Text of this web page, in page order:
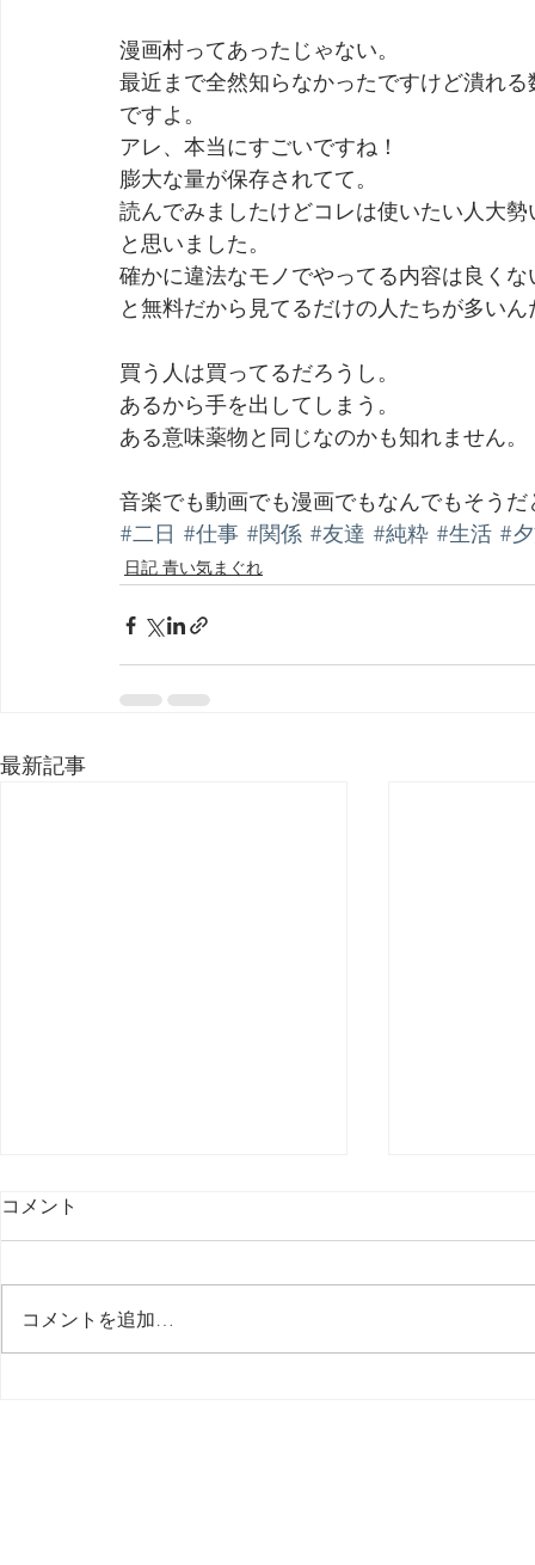
漫画村ってあったじゃない。
最近まで全然知らなかったですけど潰れ
ですよ。
アレ、本当にすごいですね！
膨大な量が保存されてて。
読んでみましたけどコレは使いたい人大
と思いました。
確かに違法なモノでやってる内容は良く
と無料だから見てるだけの人たちが多い
買う人は買ってるだろうし。
あるから手を出してしまう。
ある意味薬物と同じなのかも知れません。
音楽でも動画でも漫画でもなんでもそう
#二日 #仕事 #関係 #友達 #純粋 #生活 #
日記 青い気まぐれ
最新記事
最後の日記です
コメント
コメントを追加…